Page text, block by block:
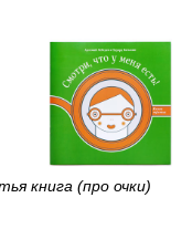
книга (про очки)